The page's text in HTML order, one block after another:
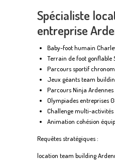
Spécialiste
entreprise
Baby-foot humain
Terrain de foot gonflable
Parcours sportif
Jeux géants team
Parcours Ninja Ardennes
Olympiades entreprises
Challenge multi-activités
Animation cohésion
Requêtes stratégiques :
location team building